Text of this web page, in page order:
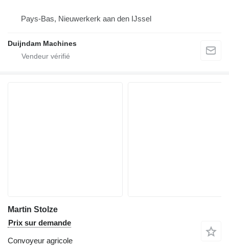
Pays-Bas, Nieuwerkerk aan den IJssel
Duijndam Machines
Martin Stolze
Prix sur demande
Convoyeur agricole